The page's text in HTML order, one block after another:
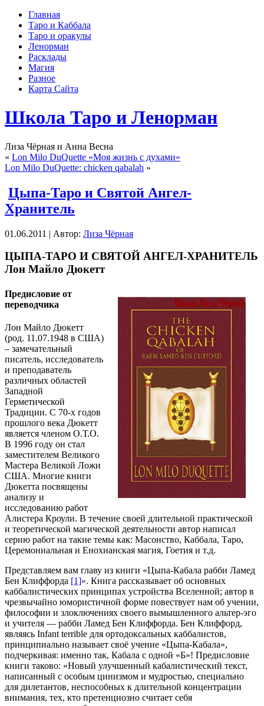
Главная
Таро и Каббала
Таро и оракулы
Ленорман
Расклады
Магия
Разное
Карта Сайта
Школа Таро и Ленорман
Лиза Чёрная и Анна Весна
« Lon Milo DuQuette «Моя жизнь с духами»
Lon Milo DuQuette: chicken qabalah »
Цыпа-Таро и Святой Ангел-
Хранитель
01.06.2011 | Автор: Лиза Чёрная
ЦЫПА-ТАРО И СВЯТОЙ АНГЕЛ-ХРАНИТЕЛЬ
Лон Майло Дюкетт
Предисловие от
переводчика
Лон Майло Дюкетт
(род. 11.07.1948 в США)
– замечательный
писатель, исследователь
и преподаватель
различных областей
Западной
Герметической
Традиции. С 70-х годов
прошлого века Дюкетт
является членом О.Т.О.
В 1996 году он стал
заместителем Великого
Мастера Великой Ложи
США. Многие книги
Дюкетта посвящены
анализу и
исследованию работ
Алистера Кроули. В течение своей длительной практической
и теоретической магической деятельности автор написал
серию работ на такие темы как: Масонство, Каббала, Таро,
Церемониальная и Енохианская магия, Гоетия и т.д.
Представляем вам главу из книги «Цыпа-Кабала рабби Ламед
Бен Клиффорда [1]». Книга рассказывает об основных
каббалистических принципах устройства Вселенной; автор в
чрезвычайно юмористичной форме повествует нам об учении,
философии и злоключениях своего вымышленного альтер-эго
и учителя — рабби Ламед Бен Клиффорда. Бен Клиффорд,
являясь Infant terrible для ортодоксальных каббалистов,
принципиально называет своё учение «Цыпа-Кабала»,
подчеркивая: именно так, Кабала с одной «Б»! Предисловие
книги таково: «Новый улучшенный кабалистический текст,
написанный с особым цинизмом и мудростью, специально
для дилетантов, неспособных к длительной концентрации
внимания, тех, кто претенциозно считает себя